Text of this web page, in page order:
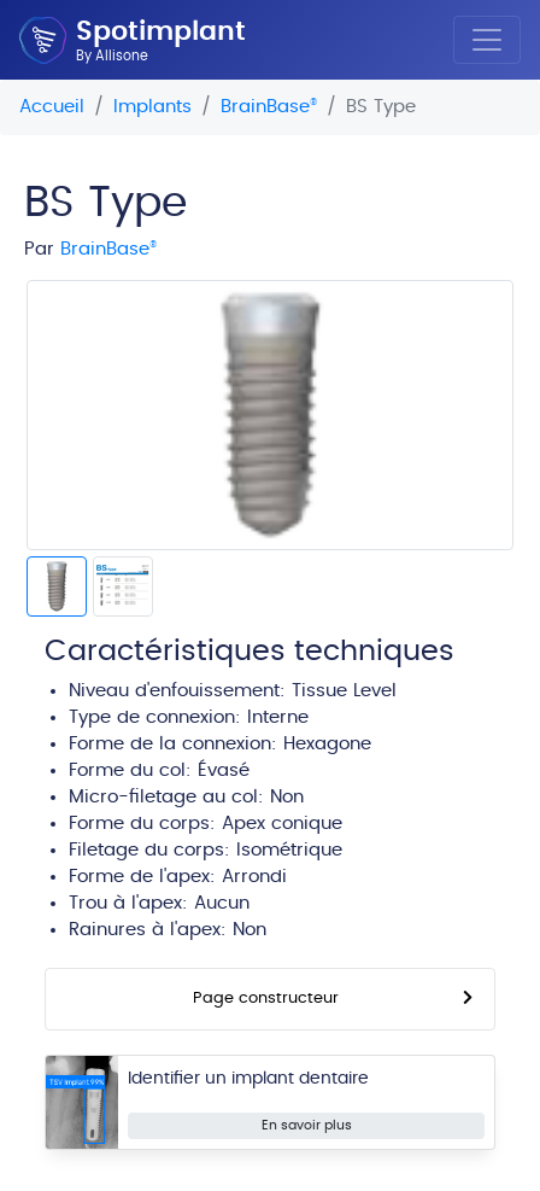
Spotimplant
By Allisone
Accueil Implants BrainBase® BS Type
BS Type
Par BrainBase®
Caractéristiques techniques
Niveau d'enfouissement:
Tissue Level
Type de connexion:
Interne
Forme de la connexion: Hexagone
Forme du col: Évasé
Micro-filetage au col: Non
Forme du corps: Apex conique
Filetage du corps:
Isométrique
Forme de l'apex: Arrondi
Trou à l'apex: Aucun
Rainures à l'apex: Non
Page constructeur
Identifier un implant dentaire
En savoir plus